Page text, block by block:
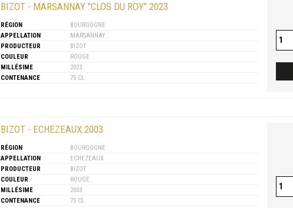
BIZOT - MARSANNAY "CLOS DU ROY" 2023
RÉGION
BOURGOGNE
APPELLATION
MARSANNAY
PRODUCTEUR
BIZOT
COULEUR
ROUGE
MILLÉSIME
2023
CONTENANCE
75 CL
BIZOT - ECHEZEAUX 2003
RÉGION
BOURGOGNE
APPELLATION
ECHEZEAUX
PRODUCTEUR
BIZOT
COULEUR
ROUGE
MILLÉSIME
2003
CONTENANCE
75 CL